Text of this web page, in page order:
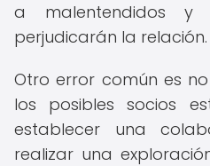
a malentendidos y
perjudicarán la relación.
Otro error común es
los posibles socios
establecer una
realizar una